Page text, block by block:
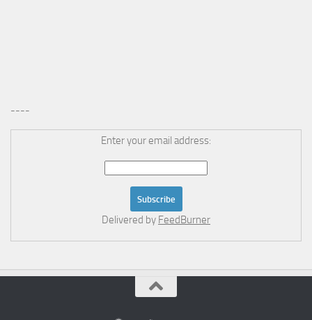
----
Enter your email address:
Delivered by FeedBurner